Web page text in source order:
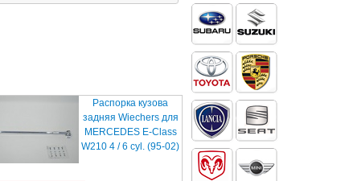
Распорка кузова
задняя Wiechers для
MERCEDES E-Class
W210 4 / 6 cyl. (95-02)